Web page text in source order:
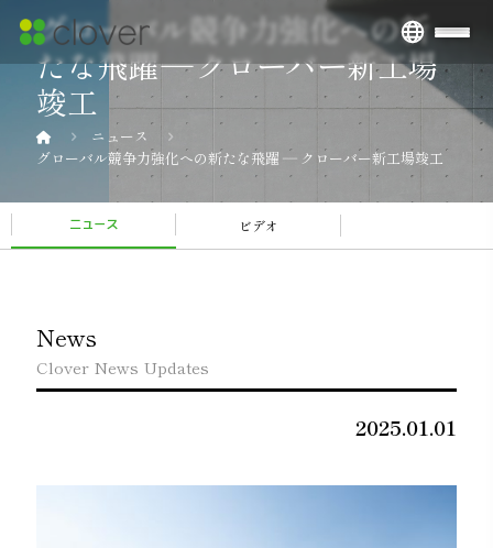
グローバル競争力強化への新
たな飛躍 ― クローバー新工場
竣工
ニュース
グローバル競争力強化への新たな飛躍 ― クローバー新工場竣工
ニュース ビデオ
News
Clover News Updates
2025.01.01